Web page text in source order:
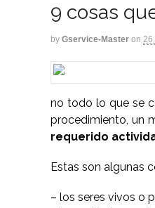
9 cosas
by Gservice-Master on 26
no todo lo que se
procedimiento, un
requerido
Estas son algunas
– los seres vivos o